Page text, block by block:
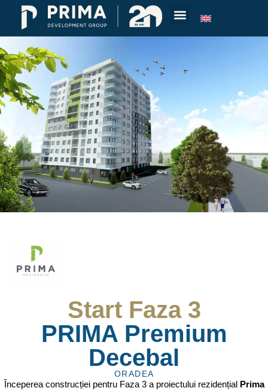
Start Faza 3
PRIMA Premium
Decebal
ORADEA
Începerea construcției pentru Faza 3 a proiectului rezidențial Prima